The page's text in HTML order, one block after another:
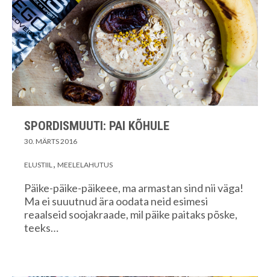
SPORDISMUUTI: PAI KÕHULE
30. MÄRTS 2016
ELUSTIIL MEELELAHUTUS
Päike-päike-päikeee, ma armastan sind nii väga!
Ma ei suuutnud ära oodata neid esimesi
reaalseid soojakraade, mil päike paitaks põske,
teeks…